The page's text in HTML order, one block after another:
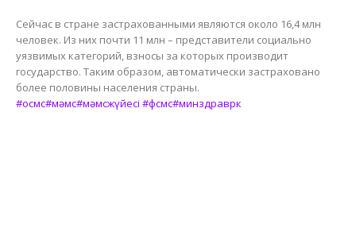
Сейчас в стране застрахованными являются около 16,4 млн
человек. Из них почти 11 млн – представители социально
уязвимых категорий, взносы за которых производит
государство. Таким образом, автоматически застраховано
более половины населения страны.
#осмс#мәмс#мәмсжүйесі #фсмс#минздраврк